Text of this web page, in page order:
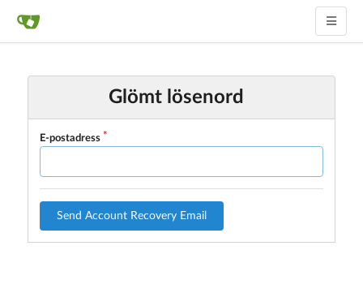
Glömt lösenord
E-postadress
Send Account Recovery Email